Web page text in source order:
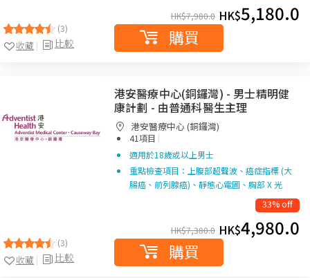
(3)
比較
收藏
HK$7,980.0 HK$5,180.0
購買
(3)
比較
收藏
港安醫療中心(銅鑼灣) - 男士精明健
康計劃 - 由普通科醫生主理
港安醫療中心 (銅鑼灣)
41項目 |
適用於18歲或以上男士
重點檢查項目：上腹部超聲波、癌症指標 (大
腸癌、前列腺癌)、靜態心電圖、胸部 X 光
33% off
HK$7,380.0 HK$4,980.0
購買